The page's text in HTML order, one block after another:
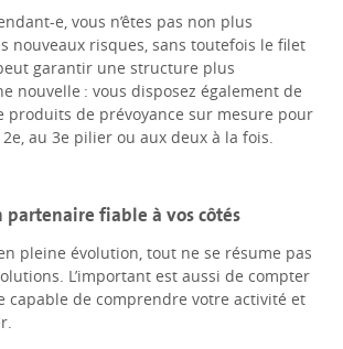
e, vous n’êtes pas non plus
nouveaux risques, sans toutefois le filet
garantir une structure plus
nouvelle : vous disposez également de
produits de prévoyance sur mesure pour
au 3e pilier ou aux deux à la fois.
partenaire fiable à vos côtés
pleine évolution, tout ne se résume pas
L’important est aussi de compter
capable de comprendre votre activité et